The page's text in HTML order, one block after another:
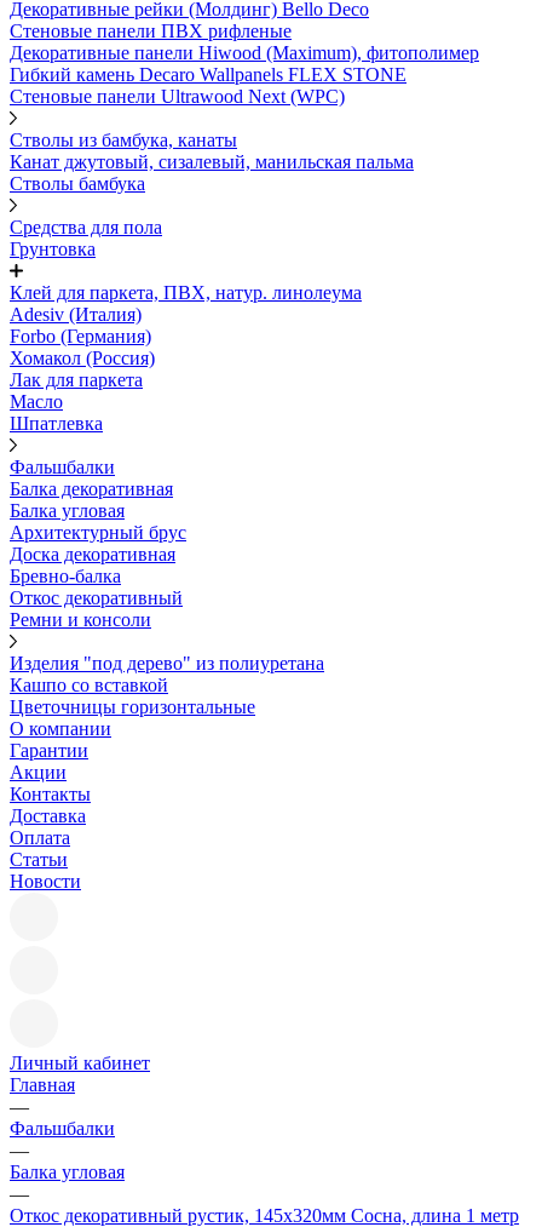
Декоративные рейки (Молдинг) Bello Deco
Стеновые панели ПВХ рифленые
Декоративные панели Hiwood (Maximum), фитополимер
Гибкий камень Decaro Wallpanels FLEX STONE
Стеновые панели Ultrawood Next (WPC)
Стволы из бамбука, канаты
Канат джутовый, сизалевый, манильская пальма
Стволы бамбука
Средства для пола
Грунтовка
Клей для паркета, ПВХ, натур. линолеума
Adesiv (Италия)
Forbo (Германия)
Хомакол (Россия)
Лак для паркета
Масло
Шпатлевка
Фальшбалки
Балка декоративная
Балка угловая
Архитектурный брус
Доска декоративная
Бревно-балка
Откос декоративный
Ремни и консоли
Изделия "под дерево" из полиуретана
Кашпо со вставкой
Цветочницы горизонтальные
О компании
Гарантии
Акции
Контакты
Доставка
Оплата
Статьи
Новости
Личный кабинет
Главная
—
Фальшбалки
—
Балка угловая
—
Откос декоративный рустик, 145х320мм Сосна, длина 1 метр